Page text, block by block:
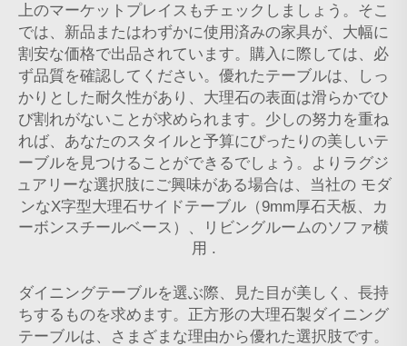
上のマーケットプレイスもチェックしましょう。そこ
では、新品またはわずかに使用済みの家具が、大幅に
割安な価格で出品されています。購入に際しては、必
ず品質を確認してください。優れたテーブルは、しっ
かりとした耐久性があり、大理石の表面は滑らかでひ
び割れがないことが求められます。少しの努力を重ね
れば、あなたのスタイルと予算にぴったりの美しいテ
ーブルを見つけることができるでしょう。よりラグジ
ュアリーな選択肢にご興味がある場合は、当社の モダ
ンなX字型大理石サイドテーブル（9mm厚石天板、カ
ーボンスチールベース）、リビングルームのソファ横
用 .
ダイニングテーブルを選ぶ際、見た目が美しく、長持
ちするものを求めます。正方形の大理石製ダイニング
テーブルは、さまざまな理由から優れた選択肢です。